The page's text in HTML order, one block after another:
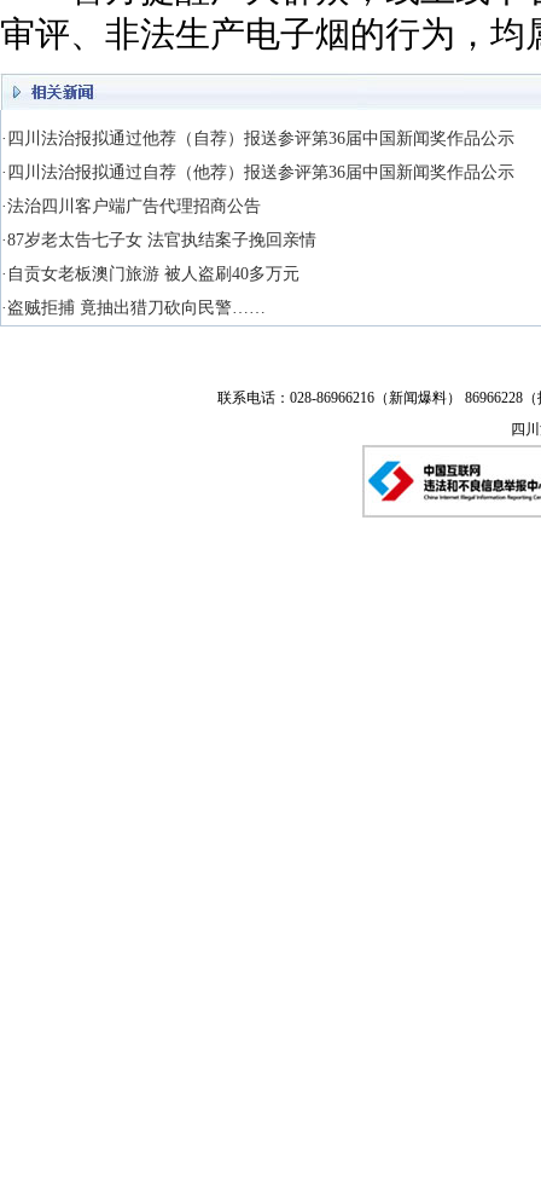
审评、非法生产电子烟的行为，均
·四川法治报拟通过他荐（自荐）报送参评第36届中国新闻奖作品公示
·四川法治报拟通过自荐（他荐）报送参评第36届中国新闻奖作品公示
·法治四川客户端广告代理招商公告
·87岁老太告七子女 法官执结案子挽回亲情
·自贡女老板澳门旅游 被人盗刷40多万元
·盗贼拒捕 竟抽出猎刀砍向民警……
联系电话：028-86966216（新闻爆料） 86966228
四